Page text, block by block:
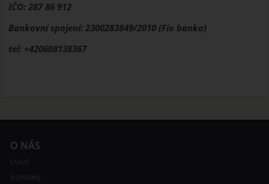
IČO: 287 86 912
Bankovní spojení: 2300283849/2010 (Fio banka)
tel: +420608138367
O NÁS
Úvod
Kontakty